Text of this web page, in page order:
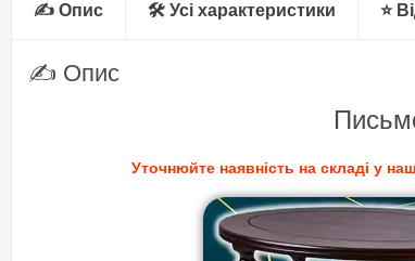
✍ Опис 🛠 Усі характеристики ⭐
✍ Опис
Уточнюйте наявність на складі у